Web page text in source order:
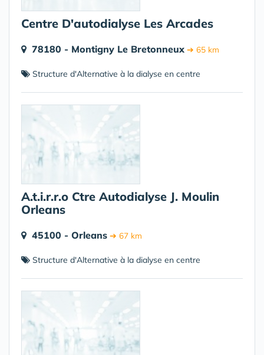
Centre D'autodialyse Les Arcades
78180 - Montigny Le Bretonneux ➔ 65 km
Structure d'Alternative à la dialyse en centre
A.t.i.r.r.o Ctre Autodialyse J. Moulin
Orleans
45100 - Orleans ➔ 67 km
Structure d'Alternative à la dialyse en centre